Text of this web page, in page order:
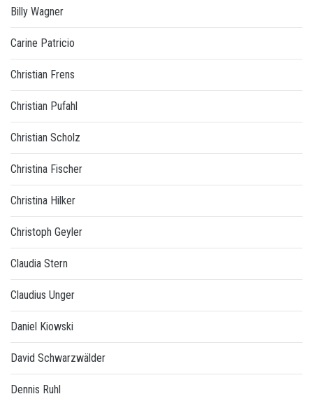
Billy Wagner
Carine Patricio
Christian Frens
Christian Pufahl
Christian Scholz
Christina Fischer
Christina Hilker
Christoph Geyler
Claudia Stern
Claudius Unger
Daniel Kiowski
David Schwarzwälder
Dennis Ruhl